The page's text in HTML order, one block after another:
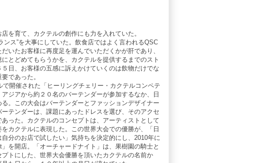
を育て、カクテルの創作にも力を入れていた。
ンス”を大事にしていた。飲食店ではよく言われるQSC
いたお客様に再度足を運んでいただくかが肝であり、
とどめてもらうかを、カクテルを提供するまでのスト
日、お客様の五感に訴えかけていくのは飲物だけでな
であった。
開催された「ヒーリングチェリー・カクテルコンペテ
ジアから約２０名のバーテンダーが参加するなか、日
。この大会はバーテンダーとファッションデザイナー
テンダーは、課題にあったドレスを選び、そのアクセ
った。カクテルのコンセプトは、アーティストとして
カクテルに表現した。この世界大会での優勝が、「日
分のお店で試したい」気持ちを決定的にし、2010年に
を開店。「オーチャードナイト」は、果樹園の騎士と
トにした、世界大会優勝を頂いたカクテルの名前か